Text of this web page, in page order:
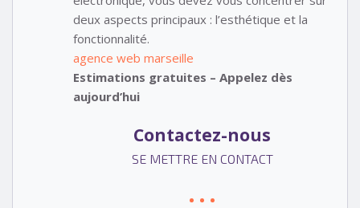
deux aspects principaux : l’esthétique et la
fonctionnalité.
agence web marseille
Estimations gratuites – Appelez dès
aujourd’hui
Contactez-nous
SE METTRE EN CONTACT